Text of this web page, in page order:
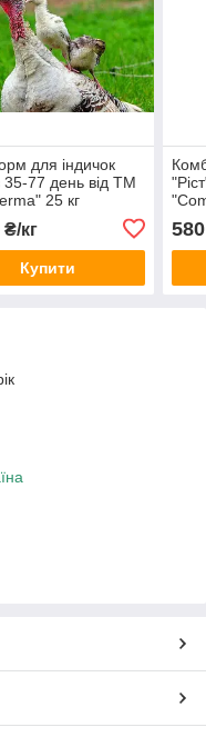
для індичок
35-77 день від ТМ
25 кг
₴/кг
Купити
580